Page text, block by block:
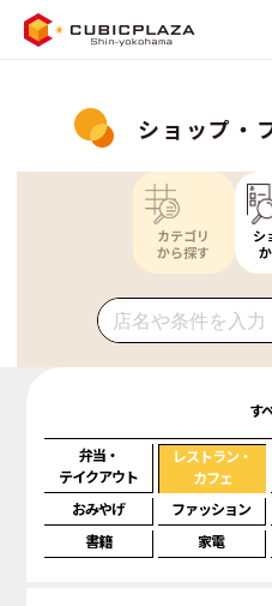
ショップ・
カテゴリ
から探す
シ
す
弁当・
テイクアウト
レストラン・
カフェ
おみやげ ファッション
書籍
家電